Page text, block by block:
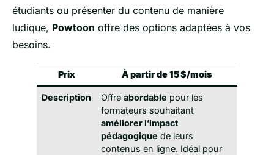
étudiants ou présenter du contenu de manière
ludique, Powtoon offre des options adaptées à vos
besoins.
Prix À partir de 15 $/mois
Description Offreabordable pour les
formateurs souhaitant
améliorer l’impact
pédagogique de leurs
contenus en ligne. Idéal pour